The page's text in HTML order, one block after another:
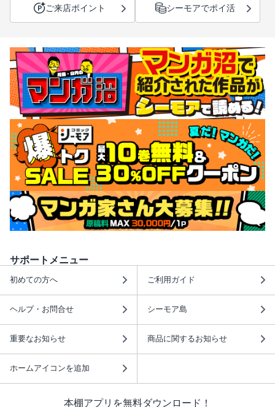
ご来店ポイント シーモアでポイ活
サポートメニュー
初めての方へ ご利用ガイド
ヘルプ・お問合せ シーモア島
重要なお知らせ 商品に関するお知らせ
ホームアイコンを追加
本棚アプリを無料ダウンロード！